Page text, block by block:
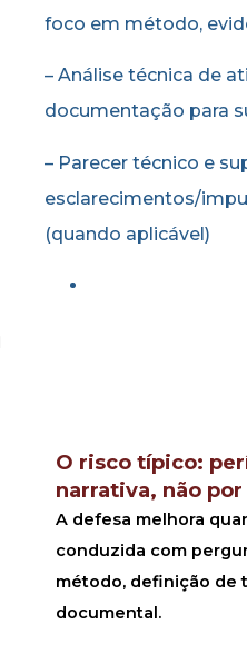
foco em método,
– Análise técnica de
documentação para
– Parecer técnico e
esclarecimentos/
(quando aplicável)
O risco típico:
narrativa, não
A defesa melhora
conduzida com
método, definição de
documental.